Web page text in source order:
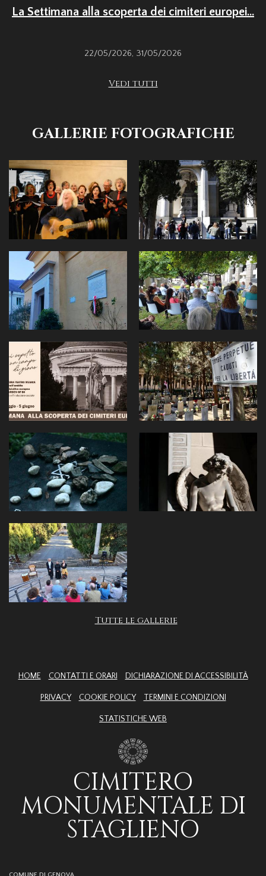
La Settimana alla scoperta dei cimiteri europei...
22/05/2026, 31/05/2026
Vedi tutti
GALLERIE FOTOGRAFICHE
Tutte le gallerie
HOME CONTATTI E ORARI DICHIARAZIONE DI ACCESSIBILITÀ
PRIVACY COOKIE POLICY TERMINI E CONDIZIONI
STATISTICHE WEB
CIMITERO
MONUMENTALE DI
STAGLIENO